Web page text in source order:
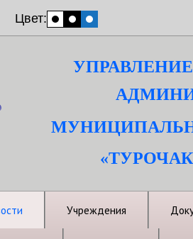
Цвет:
Учреждения